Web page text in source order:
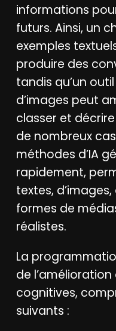
informations
futurs. Ainsi, un
exemples
produire des
tandis qu’un
d’images peut
classer et
de nombreux
méthodes d’IA
rapidement,
textes,
formes de
réalistes.
La
de
cognitives,
suivants :